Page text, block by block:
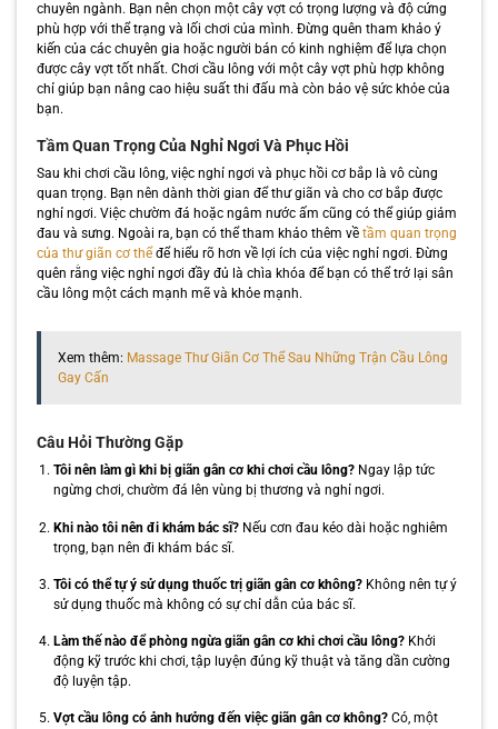
chuyên ngành. Bạn nên chọn một cây vợt có trọng lượng và độ cứng
phù hợp với thể trạng và lối chơi của mình. Đừng quên tham khảo ý
kiến của các chuyên gia hoặc người bán có kinh nghiệm để lựa chọn
được cây vợt tốt nhất. Chơi cầu lông với một cây vợt phù hợp không
chỉ giúp bạn nâng cao hiệu suất thi đấu mà còn bảo vệ sức khỏe của
bạn.
Tầm Quan Trọng Của Nghỉ Ngơi Và Phục Hồi
Sau khi chơi cầu lông, việc nghỉ ngơi và phục hồi cơ bắp là vô cùng
quan trọng. Bạn nên dành thời gian để thư giãn và cho cơ bắp được
nghỉ ngơi. Việc chườm đá hoặc ngâm nước ấm cũng có thể giúp giảm
đau và sưng. Ngoài ra, bạn có thể tham khảo thêm về tầm quan trọng
của thư giãn cơ thểđể hiểu rõ hơn về lợi ích của việc nghỉ ngơi. Đừng
quên rằng việc nghỉ ngơi đầy đủ là chìa khóa để bạn có thể trở lại sân
cầu lông một cách mạnh mẽ và khỏe mạnh.
Xem thêm: Massage Thư Giãn Cơ Thể Sau Những Trận Cầu Lông
Gay Cấn
Câu Hỏi Thường Gặp
Tôi nên làm gì khi bị giãn gân cơ khi chơi cầu lông?Ngay lập tức
ngừng chơi, chườm đá lên vùng bị thương và nghỉ ngơi.
Khi nào tôi nên đi khám bác sĩ?Nếu cơn đau kéo dài hoặc nghiêm
trọng, bạn nên đi khám bác sĩ.
Tôi có thể tự ý sử dụng thuốc trị giãn gân cơ không?Không nên tự ý
sử dụng thuốc mà không có sự chỉ dẫn của bác sĩ.
Làm thế nào để phòng ngừa giãn gân cơ khi chơi cầu lông?Khởi
động kỹ trước khi chơi, tập luyện đúng kỹ thuật và tăng dần cường
độ luyện tập.
Vợt cầu lông có ảnh hưởng đến việc giãn gân cơ không?Có, một